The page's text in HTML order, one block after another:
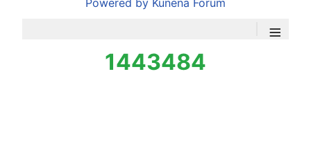
Powered by Kunena Forum
≡
1443484